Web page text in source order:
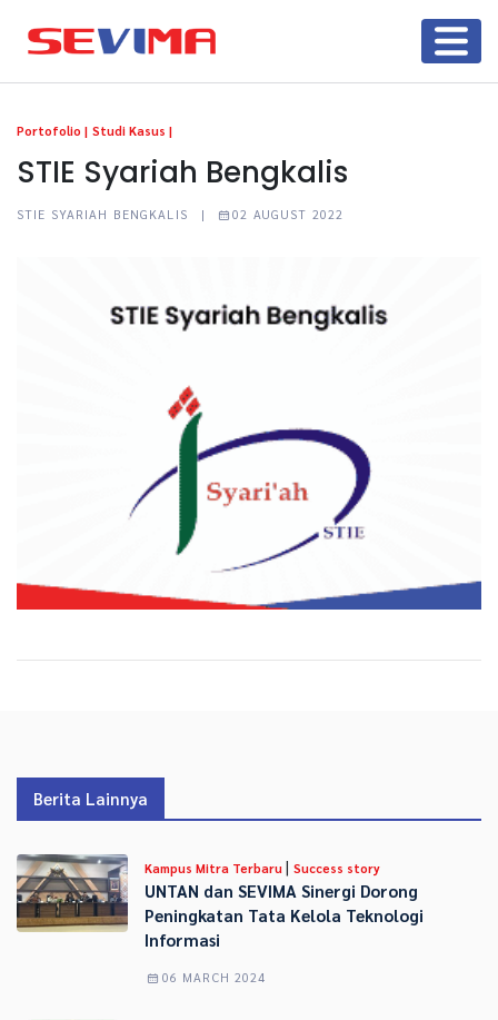
Portofolio | Studi Kasus |
STIE Syariah Bengkalis
STIE SYARIAH BENGKALIS | 02 AUGUST 2022
Berita Lainnya
Kampus Mitra Terbaru | Success story
UNTAN dan SEVIMA Sinergi Dorong
Peningkatan Tata Kelola Teknologi
Informasi
06 MARCH 2024